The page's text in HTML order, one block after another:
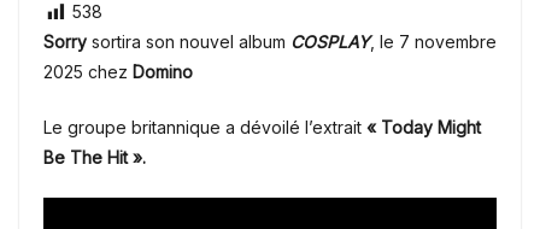
538
Sorry sortira son nouvel album COSPLAY, le 7 novembre
2025 chez Domino
Le groupe britannique a dévoilé l’extrait « Today Might
Be The Hit ».